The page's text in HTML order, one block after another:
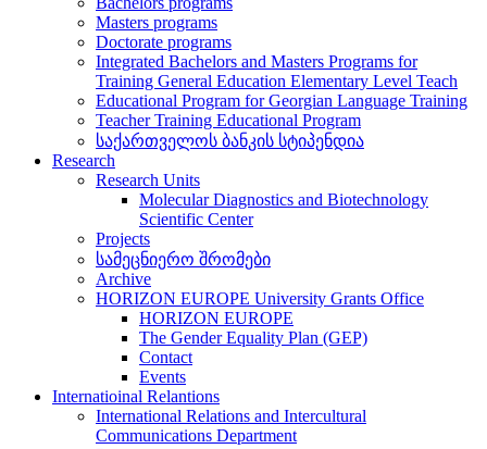
Masters programs
Doctorate programs
Integrated Bachelors and Masters Programs for
Training General Education Elementary Level Teach
Educational Program for Georgian Language Training
Teacher Training Educational Program
საქართველოს ბანკის სტიპენდია
Research
Research Units
Molecular Diagnostics and Biotechnology
Scientific Center
Projects
სამეცნიერო შრომები
Archive
HORIZON EUROPE University Grants Office
HORIZON EUROPE
The Gender Equality Plan (GEP)
Contact
Events
Internatioinal Relantions
International Relations and Intercultural
Communications Department